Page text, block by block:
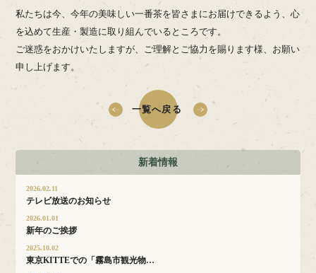
私たちは今、今年の美味しい一番茶を皆さまにお届けできるよう、心
を込めて生産・製造に取り組んでいるところです。
ご迷惑をおかけいたしますが、ご理解とご協力を賜ります様、お願い
申し上げます。
一覧へ戻る
新着情報
2026.02.11
テレビ放送のお知らせ
2026.01.01
新年のご挨拶
2025.10.02
東京KITTEでの「霧島市観光物…